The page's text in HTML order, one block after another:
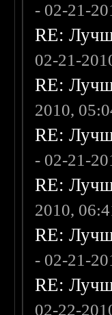
- 02-21-
RE:
02-21-
RE:
2010,
RE:
- 02-21-
RE:
2010,
RE:
- 02-21-
RE:
02-22-